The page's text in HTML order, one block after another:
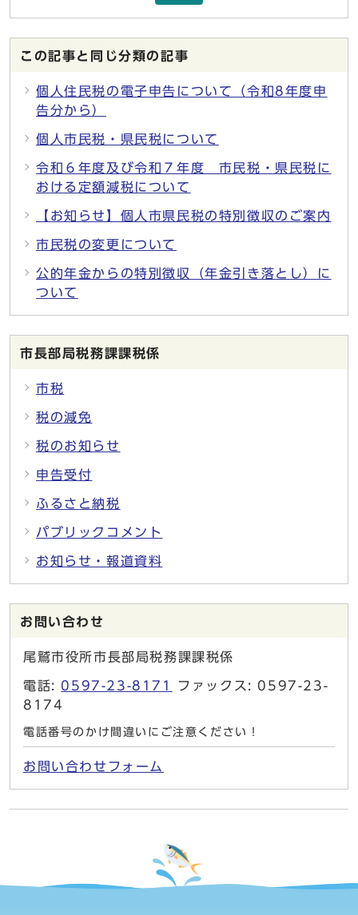
この記事と同じ分類の記事
個人住民税の電子申告について（令和8年度申
告分から）
個人市民税・県民税について
令和６年度及び令和７年度 市民税・県民税に
おける定額減税について
【お知らせ】個人市県民税の特別徴収のご案内
市民税の変更について
公的年金からの特別徴収（年金引き落とし）に
ついて
市長部局税務課課税係
市税
税の減免
税のお知らせ
申告受付
ふるさと納税
パブリックコメント
お知らせ・報道資料
お問い合わせ
尾鷲市役所市長部局税務課課税係
電話: 0597-23-8171
ファックス: 0597-23-
8174
電話番号のかけ間違いにご注意ください！
お問い合わせフォーム